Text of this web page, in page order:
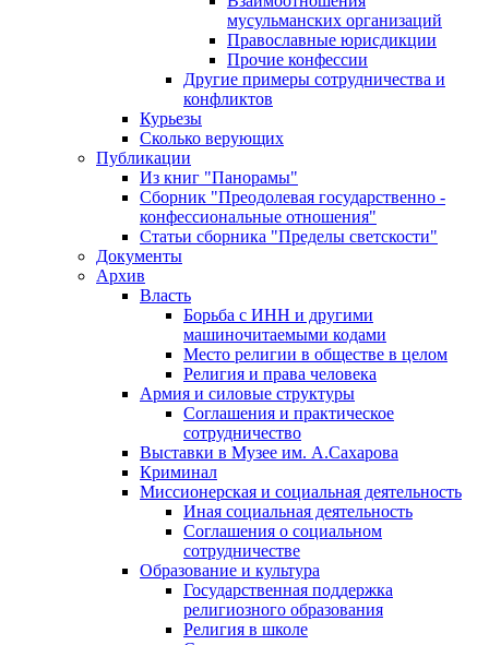
мусульманских организаций
Православные юрисдикции
Прочие конфессии
Другие примеры сотрудничества и
конфликтов
Курьезы
Сколько верующих
Публикации
Из книг "Панорамы"
Сборник "Преодолевая государственно -
конфессиональные отношения"
Статьи сборника "Пределы светскости"
Документы
Архив
Власть
Борьба с ИНН и другими
машиночитаемыми кодами
Место религии в обществе в целом
Религия и права человека
Армия и силовые структуры
Соглашения и практическое
сотрудничество
Выставки в Музее им. А.Сахарова
Криминал
Миссионерская и социальная деятельность
Иная социальная деятельность
Соглашения о социальном
сотрудничестве
Образование и культура
Государственная поддержка
религиозного образования
Религия в школе